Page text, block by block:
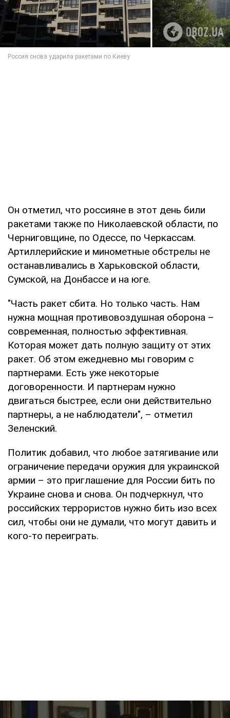
Он отметил, что россияне в этот день били
ракетами также по Николаевской области, по
Черниговщине, по Одессе, по Черкассам.
Артиллерийские и минометные обстрелы не
останавливались в Харьковской области,
Сумской, на Донбассе и на юге.
"Часть ракет сбита. Но только часть. Нам
нужна мощная противовоздушная оборона –
современная, полностью эффективная.
Которая может дать полную защиту от этих
ракет. Об этом ежедневно мы говорим с
партнерами. Есть уже некоторые
договоренности. И партнерам нужно
двигаться быстрее, если они действительно
партнеры, а не наблюдатели", – отметил
Зеленский.
Политик добавил, что любое затягивание или
ограничение передачи оружия для украинской
армии – это приглашение для России бить по
Украине снова и снова. Он подчеркнул, что
российских террористов нужно бить изо всех
сил, чтобы они не думали, что могут давить и
кого-то переиграть.